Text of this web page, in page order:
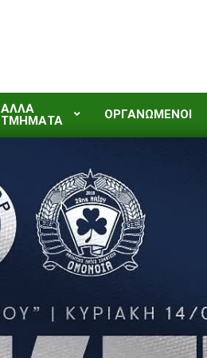
ΑΛΛΑ
ΤΜΗΜΑΤΑ
ΟΡΓΑΝΩΜΕΝΟΙ